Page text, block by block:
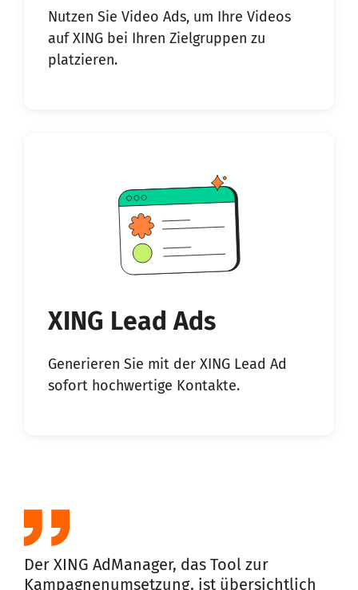
Nutzen Sie Video Ads, um Ihre Videos
auf XING bei Ihren Zielgruppen zu
platzieren.
XING Lead Ads
Generieren Sie mit der XING Lead Ad
sofort hochwertige Kontakte.
Der XING AdManager, das Tool zur
Kampagnenumsetzung, ist übersichtlich